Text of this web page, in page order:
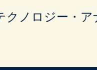
ノロジー・